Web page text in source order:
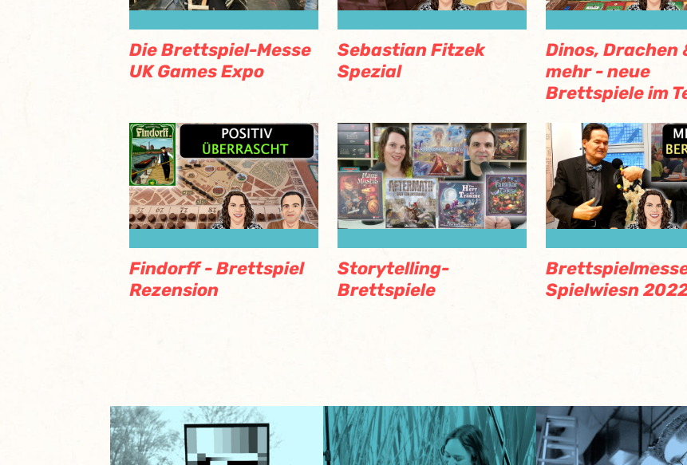
Die Brettspiel-Messe
UK Games Expo
Sebastian Fitzek
Spezial
Dinos, Drachen
mehr - neue
Brettspiele im
Findorff - Brettspiel
Rezension
Storytelling-
Brettspiele
Spielwiesn